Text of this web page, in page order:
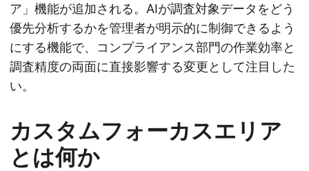
ア」機能が追加される。AIが調査対象データをどう
優先分析するかを管理者が明示的に制御できるよう
にする機能で、コンプライアンス部門の作業効率と
調査精度の両面に直接影響する変更として注目した
い。
カスタムフォーカスエリア
とは何か